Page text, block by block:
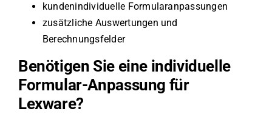
kundenindividuelle Formularanpassungen
zusätzliche Auswertungen und
Berechnungsfelder
Benötigen Sie eine individuelle
Formular-Anpassung für
Lexware?